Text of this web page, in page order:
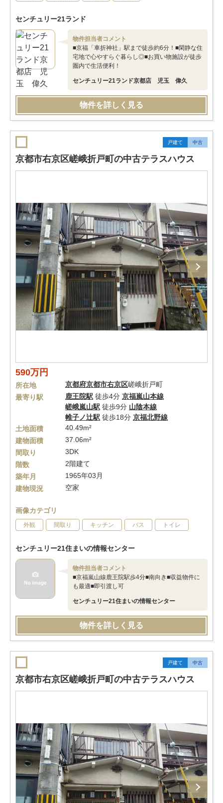
センチュリー21ランド
物件担当者コメント
■京福「車折神社」駅まで徒歩約6分！■閑静な住
宅地で心やすらぐ暮らし◎■お買い物施設が徒歩
圏内で生活便利！
センチュリー21ランド京都店 児玉 偉久
物件を詳しく見る
戸建て 中古
京都市右京区嵯峨折戸町の中古テラスハウス
590万円
所在地 京都府京都市右京区嵯峨折戸町
最寄り駅
鹿王院駅 徒歩4分 京福嵐山本線
嵯峨嵐山駅 徒歩9分 山陰本線
帷子ノ辻駅 徒歩18分 京福北野線
土地面積
40.49m²
建物面積
37.06m²
間取り
3DK
階数
2階建て
築年月
1965年03月
建物現況
空家
画像カテゴリ
外観 間取り キッチン バス トイレ
センチュリー21住まいの情報センター
物件担当者コメント
■京福嵐山線鹿王院駅歩4分■南向き■収益物件に
も最適■即引渡し可
センチュリー21住まいの情報センター
物件を詳しく見る
戸建て 中古
京都市右京区嵯峨折戸町の中古テラスハウス